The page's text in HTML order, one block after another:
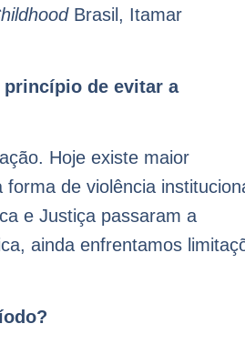
Brasil, Itamar
princípio de evitar a
Hoje existe maior
de violência
e Justiça passaram a
ainda enfrentamos